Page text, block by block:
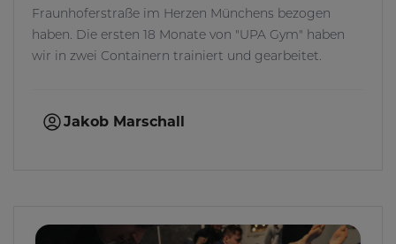
Fraunhoferstraße im Herzen Münchens bezogen
haben. Die ersten 18 Monate von "UPA Gym" haben
wir in zwei Containern trainiert und gearbeitet.
Jakob Marschall